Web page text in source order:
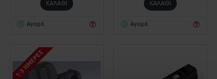
ΚΑΛΆΘΙ
Αγορά
ΚΑΛΆΘΙ
Αγορά
1-3 ΗΜΈΡΕΣ